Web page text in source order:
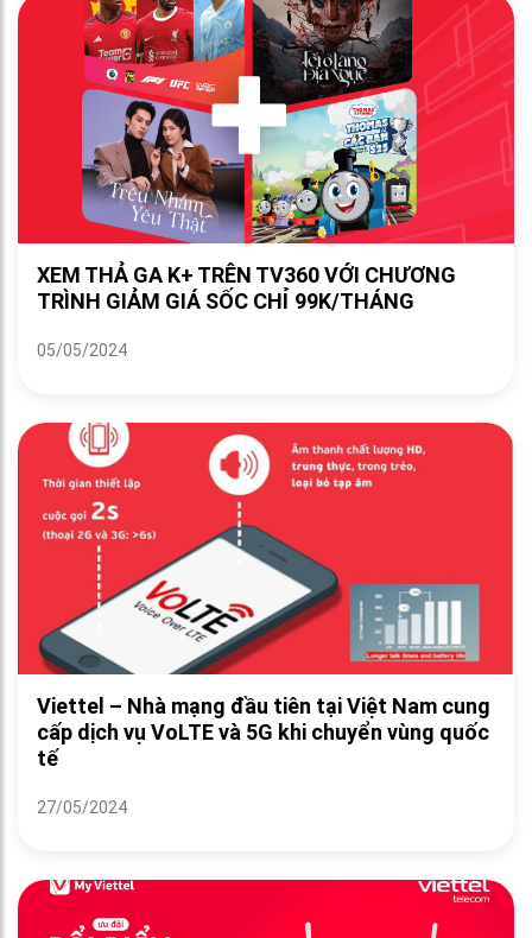
XEM THẢ GA K+ TRÊN TV360 VỚI CHƯƠNG
TRÌNH GIẢM GIÁ SỐC CHỈ 99K/THÁNG
05/05/2024
Viettel – Nhà mạng đầu tiên tại Việt Nam cung
cấp dịch vụ VoLTE và 5G khi chuyển vùng quốc
tế
27/05/2024